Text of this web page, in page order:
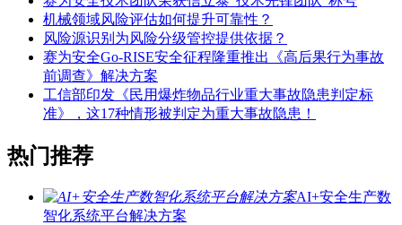
机械领域风险评估如何提升可靠性？
风险源识别为风险分级管控提供依据？
赛为安全Go-RISE安全征程隆重推出《高后果行为事故
前调查》解决方案
工信部印发《民用爆炸物品行业重大事故隐患判定标
准》，这17种情形被判定为重大事故隐患！
热门推荐
AI+安全生产数
智化系统平台解决方案